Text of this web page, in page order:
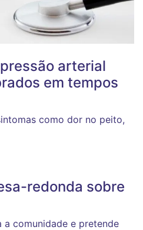
arterial
em tempos
como dor no peito,
redonda sobre
comunidade e pretende